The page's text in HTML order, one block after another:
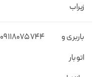
زیراب
باربری و
اتوبار
09118075744